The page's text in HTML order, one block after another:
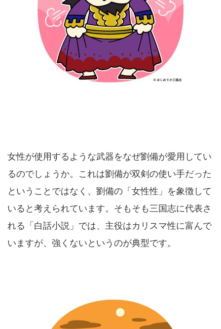
女性が使用するような武器をなぜ劉備が愛用してい
るのでしょうか。これは劉備が双剣の使い手だった
ということではなく、劉備の「女性性」を象徴して
いると考えられています。そもそも三国志に代表さ
れる「白話小説」では、主役はカリスマ性に富んで
いますが、強くないというのが典型です。